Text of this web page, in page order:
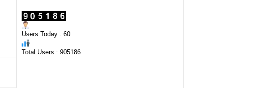
Users Today : 60
Total Users : 905186